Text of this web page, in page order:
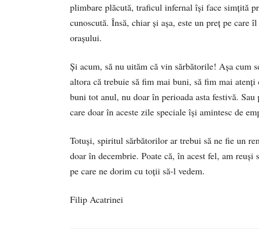
plimbare plăcută, traficul infernal își face simțită
cunoscută. Însă, chiar și așa, este un preț pe care
orașului.
Și acum, să nu uităm că vin sărbătorile! Așa cum
altora că trebuie să fim mai buni, să fim mai
buni tot anul, nu doar în perioada asta festivă.
care doar în aceste zile speciale își amintesc de
Totuși, spiritul sărbătorilor ar trebui să ne fie un
doar în decembrie. Poate că, în acest fel, am
pe care ne dorim cu toții să-l vedem.
Filip Acatrinei